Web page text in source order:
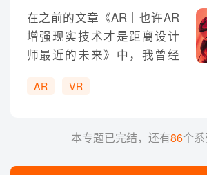
卡片、品牌内容展示页、单
品的买家秀等等。
在之前的文章《AR｜也许AR
增强现实技术才是距离设计
师最近的未来》中，我曾经
相比虚拟现实（VR）是距离
很大程度上是基于两者在可
用性、易用性、泛用性上的
特点，来进行推断的。不过
AR VR
本专题已完结，还有86个